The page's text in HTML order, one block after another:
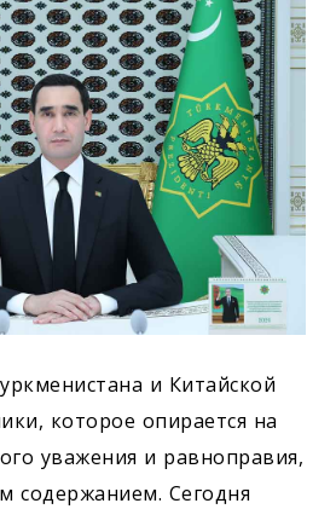
и Китайской
которое опирается на
уважения и равноправия,
содержанием. Сегодня